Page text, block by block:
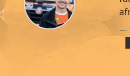
Previous